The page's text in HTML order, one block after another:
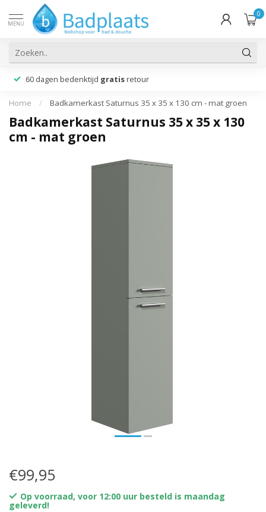
MENU
0
60 dagen bedenktijd gratis retour
Home / Badkamerkast Saturnus 35 x 35 x 130 cm - mat groen
Badkamerkast Saturnus 35 x 35 x 130
cm - mat groen
€99,95
Op voorraad, voor 12:00 uur besteld is maandag
geleverd!